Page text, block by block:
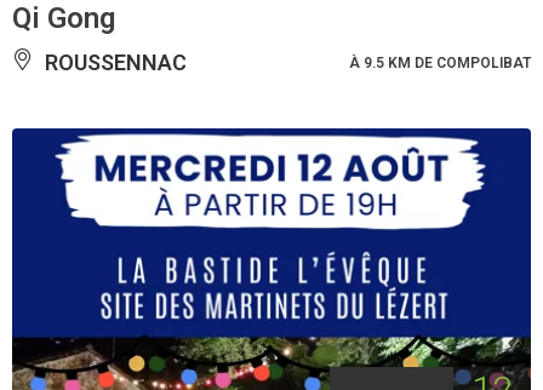
Qi Gong
ROUSSENNAC À 9.5 KM DE COMPOLIBAT